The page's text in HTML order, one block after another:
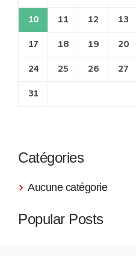
10 11 12 13
17 18 19 20
24 25 26 27
31
Catégories
Aucune catégorie
Popular Posts